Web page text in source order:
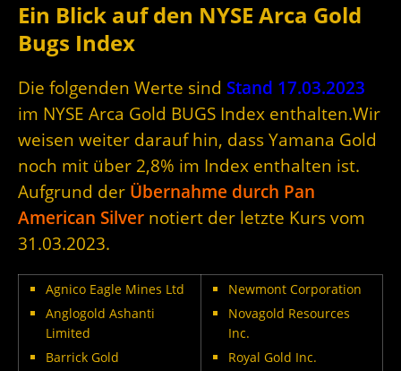
Ein Blick auf den NYSE Arca Gold
Bugs Index
Die folgenden Werte sind Stand 17.03.2023
im NYSE Arca Gold BUGS Index enthalten.Wir
weisen weiter darauf hin, dass Yamana Gold
noch mit über 2,8% im Index enthalten ist.
Aufgrund der Übernahme durch Pan
American Silver notiert der letzte Kurs vom
31.03.2023.
Agnico Eagle Mines Ltd
Anglogold Ashanti
Limited
Barrick Gold
Newmont Corporation
Novagold Resources
Inc.
Royal Gold Inc.